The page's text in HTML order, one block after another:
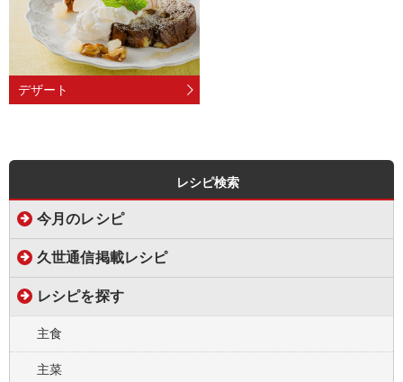
デザート
レシピ検索
今月のレシピ
久世通信掲載レシピ
レシピを探す
主食
主菜